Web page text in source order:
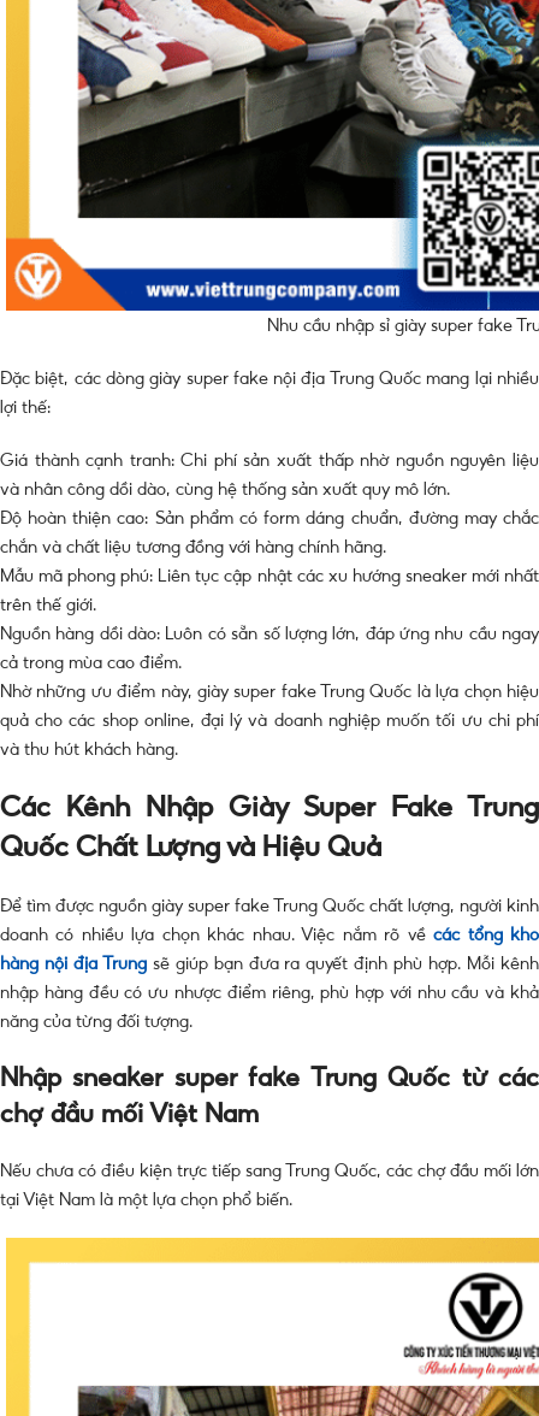
Nhu cầu nhập sỉ giày super fake
Đặc biệt, các dòng giày super fake nội địa Trung Quốc mang lại nhiều
lợi thế:
Giá thành cạnh tranh: Chi phí sản xuất thấp nhờ nguồn nguyên liệu
và nhân công dồi dào, cùng hệ thống sản xuất quy mô lớn.
Độ hoàn thiện cao: Sản phẩm có form dáng chuẩn, đường may chắc
chắn và chất liệu tương đồng với hàng chính hãng.
Mẫu mã phong phú: Liên tục cập nhật các xu hướng sneaker mới nhất
trên thế giới.
Nguồn hàng dồi dào: Luôn có sẵn số lượng lớn, đáp ứng nhu cầu ngay
cả trong mùa cao điểm.
Nhờ những ưu điểm này, giày super fake Trung Quốc là lựa chọn hiệu
quả cho các shop online, đại lý và doanh nghiệp muốn tối ưu chi phí
và thu hút khách hàng.
Các Kênh Nhập Giày Super Fake Trung
Quốc Chất Lượng và Hiệu Quả
Để tìm được nguồn giày super fake Trung Quốc chất lượng, người kinh
doanh có nhiều lựa chọn khác nhau. Việc nắm rõ vềcác tổng kho
hàng nội địa Trungsẽ giúp bạn đưa ra quyết định phù hợp. Mỗi kênh
nhập hàng đều có ưu nhược điểm riêng, phù hợp với nhu cầu và khả
năng của từng đối tượng.
Nhập sneaker super fake Trung Quốc từ các
chợ đầu mối Việt Nam
Nếu chưa có điều kiện trực tiếp sang Trung Quốc, các chợ đầu mối lớn
tại Việt Nam là một lựa chọn phổ biến.